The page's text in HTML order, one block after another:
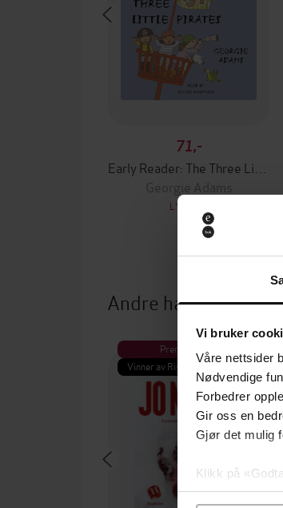
Vi bruker
Våre nettsider
Nødvendige
Forbedrer
Gir oss en
Gjør det mulig
Klikk på
samtykke til
71,-
Georgie Adams
LYDBOK
Andre har også
Premium
Vinner av Rivertonprisen